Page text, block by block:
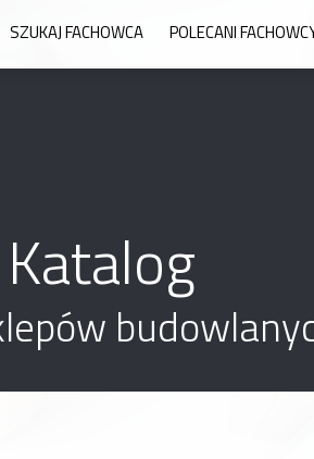
SZUKAJ FACHOWCA POLECANI
Katalog